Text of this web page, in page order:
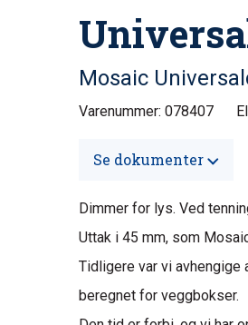
Mosaic
Varenummer: 078407
Se dokumenter
Dimmer for lys. Ved
Uttak i 45 mm, som
Tidligere var vi avhengige
beregnet for veggbokser.